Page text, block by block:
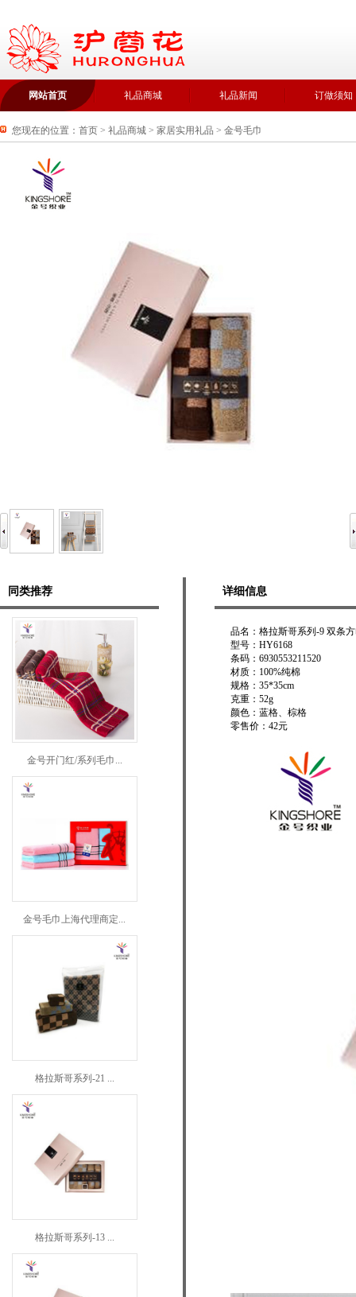
网站首页 礼品商城 礼品新闻 订做须知
您现在的位置： 首页 > 礼品商城 > 家居实用礼品 > 金号毛巾
同类推荐
金号开门红/系列毛巾...
金号毛巾上海代理商定...
格拉斯哥系列-21 ...
格拉斯哥系列-13 ...
详细信息
品名：格拉斯哥系列-9 双条
型号：HY6168
条码：6930553211520
材质：100%纯棉
规格：35*35cm
克重：52g
颜色：蓝格、棕格
零售价：42元